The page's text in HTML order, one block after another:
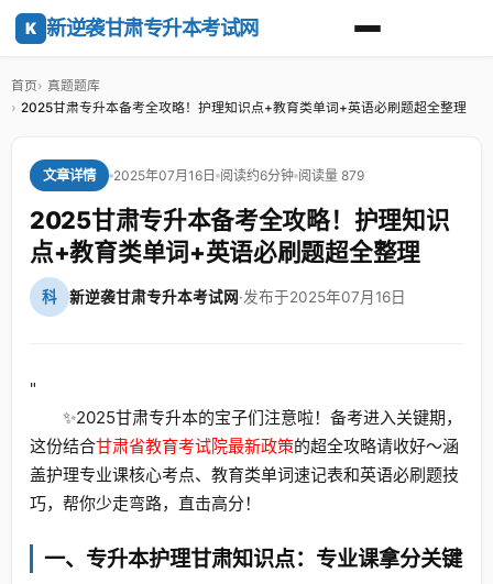
K 新逆袭甘肃专升本考试网
首页
真题题库
2025甘肃专升本备考全攻略！护理知识点+教育类单词+英语必刷题超全整理
文章详情 2025年07月16日 阅读约6分钟 阅读量 879
2025甘肃专升本备考全攻略！护理知识
点+教育类单词+英语必刷题超全整理
科 新逆袭甘肃专升本考试网·发布于2025年07月16日
"
✨2025甘肃专升本的宝子们注意啦！备考进入关键期，
这份结合甘肃省教育考试院最新政策的超全攻略请收好～涵
盖护理专业课核心考点、教育类单词速记表和英语必刷题技
巧，帮你少走弯路，直击高分！
一、专升本护理甘肃知识点：专业课拿分关键